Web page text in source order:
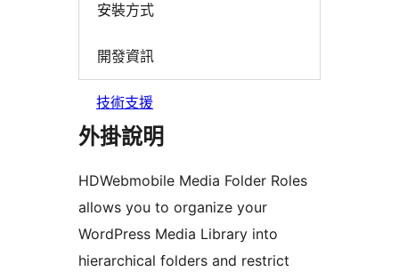
安裝方式
開發資訊
技術支援
外掛說明
HDWebmobile Media Folder Roles
allows you to organize your
WordPress Media Library into
hierarchical folders and restrict